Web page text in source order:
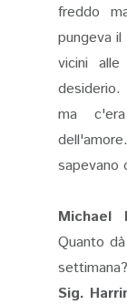
freddo
pungeva
vicini
ma
sapevano
Quanto
settimana?
Sig.